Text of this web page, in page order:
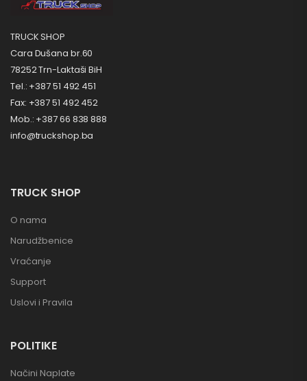
TRUCK SHOP
Cara Dušana br.60
78252 Trn-Laktaši BiH
Tel.: +387 51 492 451
Fax: +387 51 492 452
Mob.: +387 66 838 888
info@truckshop.ba
TRUCK SHOP
O nama
Narudžbenice
Vraćanje
Support
Uslovi i Pravila
POLITIKE
Načini Naplate